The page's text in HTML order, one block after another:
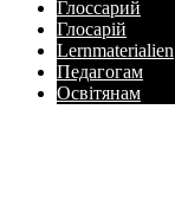
Глоссарий
Глосарій
Lernmaterialien
Педагогам
Освітянам